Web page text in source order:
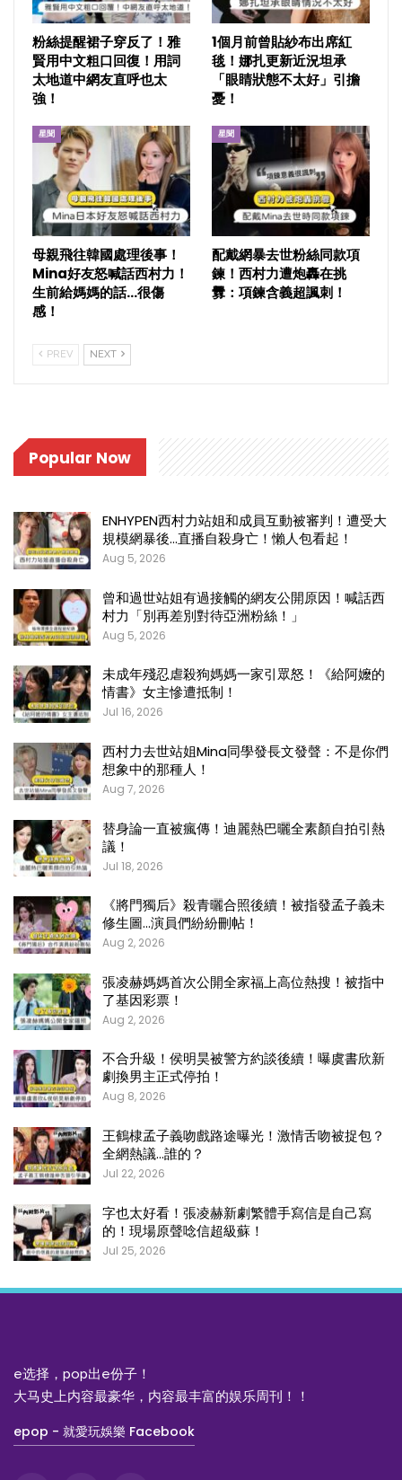
粉絲提醒裙子穿反了！雅
賢用中文粗口回復！用詞
太地道中網友直呼也太
強！
1個月前曾貼紗布出席紅
毯！娜扎更新近況坦承
「眼睛狀態不太好」引擔
憂！
星聞
母親飛往韓國處理後事！
Mina好友怒喊話西村力！
生前給媽媽的話…很傷
感！
星聞
配戴網暴去世粉絲同款項
鍊！西村力遭炮轟在挑
釁：項鍊含義超諷刺！
PREV NEXT
Popular Now
ENHYPEN西村力站姐和成員互動被審判！遭受大
規模網暴後…直播自殺身亡！懶人包看起！
Aug 5, 2026
曾和過世站姐有過接觸的網友公開原因！喊話西
村力「別再差別對待亞洲粉絲！」
Aug 5, 2026
未成年殘忍虐殺狗媽媽一家引眾怒！《給阿嬤的
情書》女主慘遭抵制！
Jul 16, 2026
西村力去世站姐Mina同學發長文發聲：不是你們
想象中的那種人！
Aug 7, 2026
替身論一直被瘋傳！迪麗熱巴曬全素顏自拍引熱
議！
Jul 18, 2026
《將門獨后》殺青曬合照後續！被指發孟子義未
修生圖…演員們紛紛刪帖！
Aug 2, 2026
張凌赫媽媽首次公開全家福上高位熱搜！被指中
了基因彩票！
Aug 2, 2026
不合升級！侯明昊被警方約談後續！曝虞書欣新
劇換男主正式停拍！
Aug 8, 2026
王鶴棣孟子義吻戲路途曝光！激情舌吻被捉包？
全網熱議…誰的？
Jul 22, 2026
字也太好看！張凌赫新劇繁體手寫信是自己寫
的！現場原聲唸信超級蘇！
Jul 25, 2026
e选择，pop出e份子！
大马史上内容最豪华，内容最丰富的娱乐周刊！！
epop - 就愛玩娛樂 Facebook